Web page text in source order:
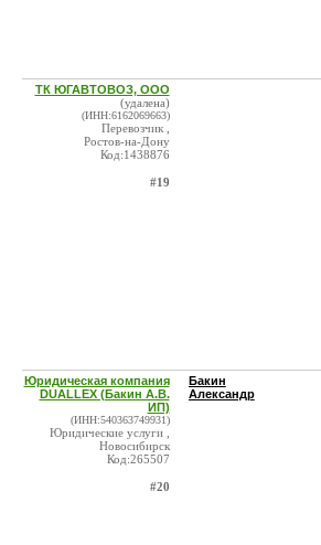
ТК ЮГАВТОВОЗ, ООО
(удалена)
(ИНН:6162069663)
Перевозчик ,
Ростов-на-Дону
Код:1438876
#19
Юридическая компания
DUALLEX (Бакин А.В.
ИП)
(ИНН:540363749931)
Юридические услуги ,
Новосибирск
Код:265507
#20
Бакин
Александр